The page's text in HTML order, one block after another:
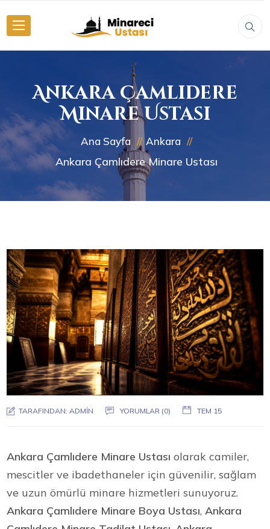
Ankara Çamlıdere
Minare Ustası
Ana Sayfa Ankara
Ankara Çamlıdere Minare Ustası
TARAFINDAN:ADMIN YORUMLAR (0) TEM 15
Ankara Çamlıdere Minare Ustası olarak camiler,
mescitler ve ibadethaneler için güvenilir, sağlam
ve uzun ömürlü minare hizmetleri sunuyoruz.
Ankara Çamlıdere Minare Boya Ustası,Ankara